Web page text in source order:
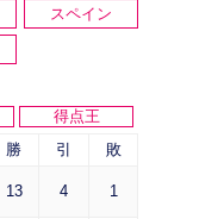
スペイン
得点王
勝 引 敗
13 4 1